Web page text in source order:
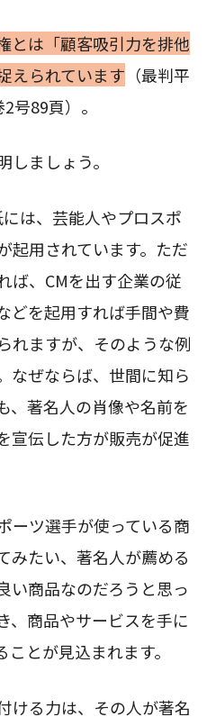
とは「顧客吸引力を排他
えられています （最判平
号89頁）。
ましょう。
は、芸能人やプロスポ
起用されています。ただ
ば、CMを出す企業の従
どを起用すれば手間や費
れますが、そのような例
なぜならば、世間に知ら
、著名⼈の肖像や名前を
宣伝した方が販売が促進
ーツ選手が使っている商
みたい、著名人が薦める
い商品なのだろうと思っ
、商品やサービスを手に
とが見込まれます。
ける力は、その人が著名